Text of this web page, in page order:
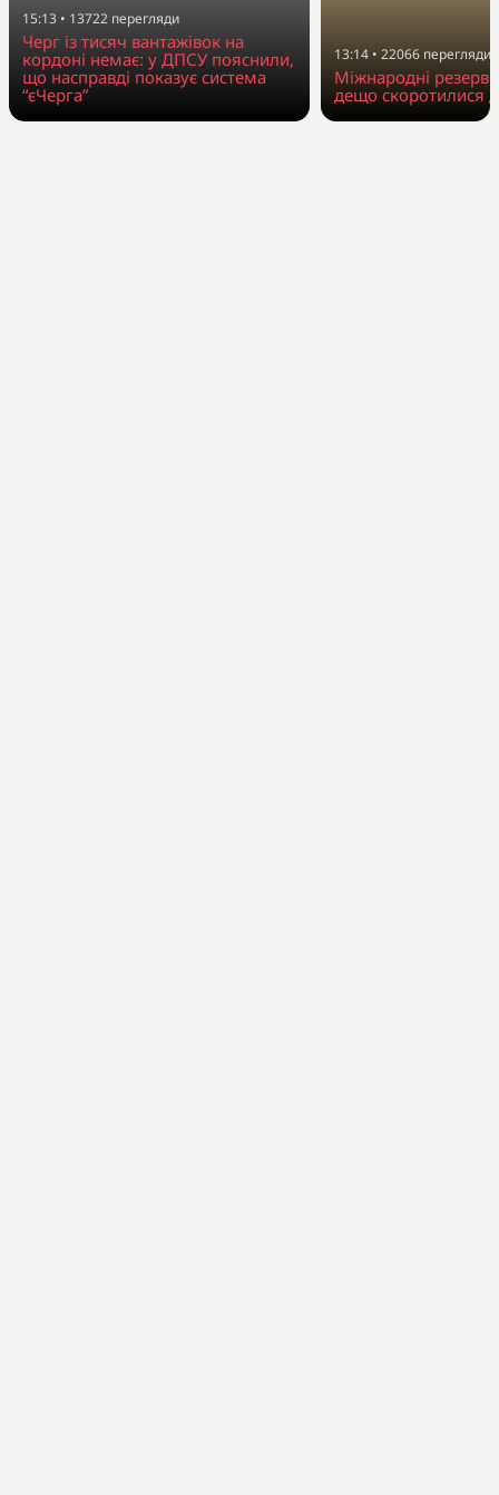
15:13 • 13722 перегляди
Черг із тисяч вантажівок на
кордоні немає: у ДПСУ пояснили,
що насправді показує система
“єЧерга”
13:14 • 22066 перегляди
Міжнародні
дещо скоротилися